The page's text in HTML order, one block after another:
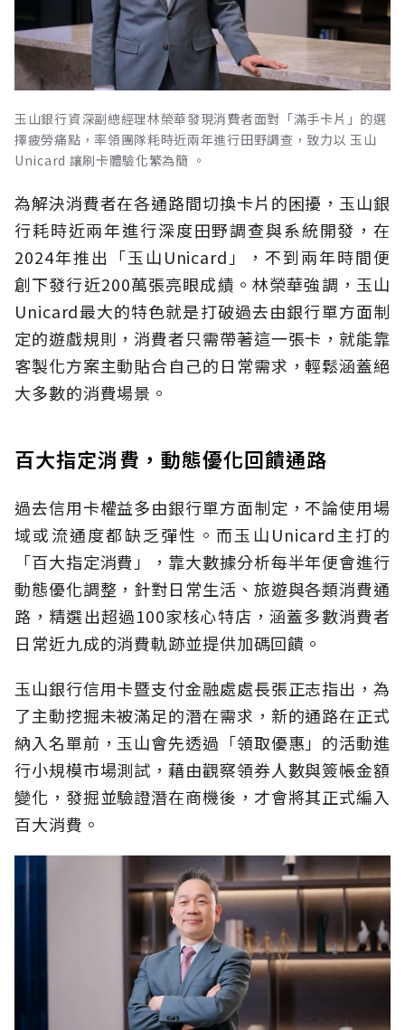
玉山銀行資深副總經理林榮華發現消費者面對「滿手卡片」的選
擇疲勞痛點，率領團隊耗時近兩年進行田野調查，致力以 玉山
Unicard 讓刷卡體驗化繁為簡 。
為解決消費者在各通路間切換卡片的困擾，玉山銀
行耗時近兩年進行深度田野調查與系統開發，在
2024年推出「玉山Unicard」，不到兩年時間便
創下發行近200萬張亮眼成績。林榮華強調，玉山
Unicard最大的特色就是打破過去由銀行單方面制
定的遊戲規則，消費者只需帶著這一張卡，就能靠
客製化方案主動貼合自己的日常需求，輕鬆涵蓋絕
大多數的消費場景。
百大指定消費，動態優化回饋通路
過去信用卡權益多由銀行單方面制定，不論使用場
域或流通度都缺乏彈性。而玉山Unicard主打的
「百大指定消費」，靠大數據分析每半年便會進行
動態優化調整，針對日常生活、旅遊與各類消費通
路，精選出超過100家核心特店，涵蓋多數消費者
日常近九成的消費軌跡並提供加碼回饋。
玉山銀行信用卡暨支付金融處處長張正志指出，為
了主動挖掘未被滿足的潛在需求，新的通路在正式
納入名單前，玉山會先透過「領取優惠」的活動進
行小規模市場測試，藉由觀察領券人數與簽帳金額
變化，發掘並驗證潛在商機後，才會將其正式編入
百大消費。